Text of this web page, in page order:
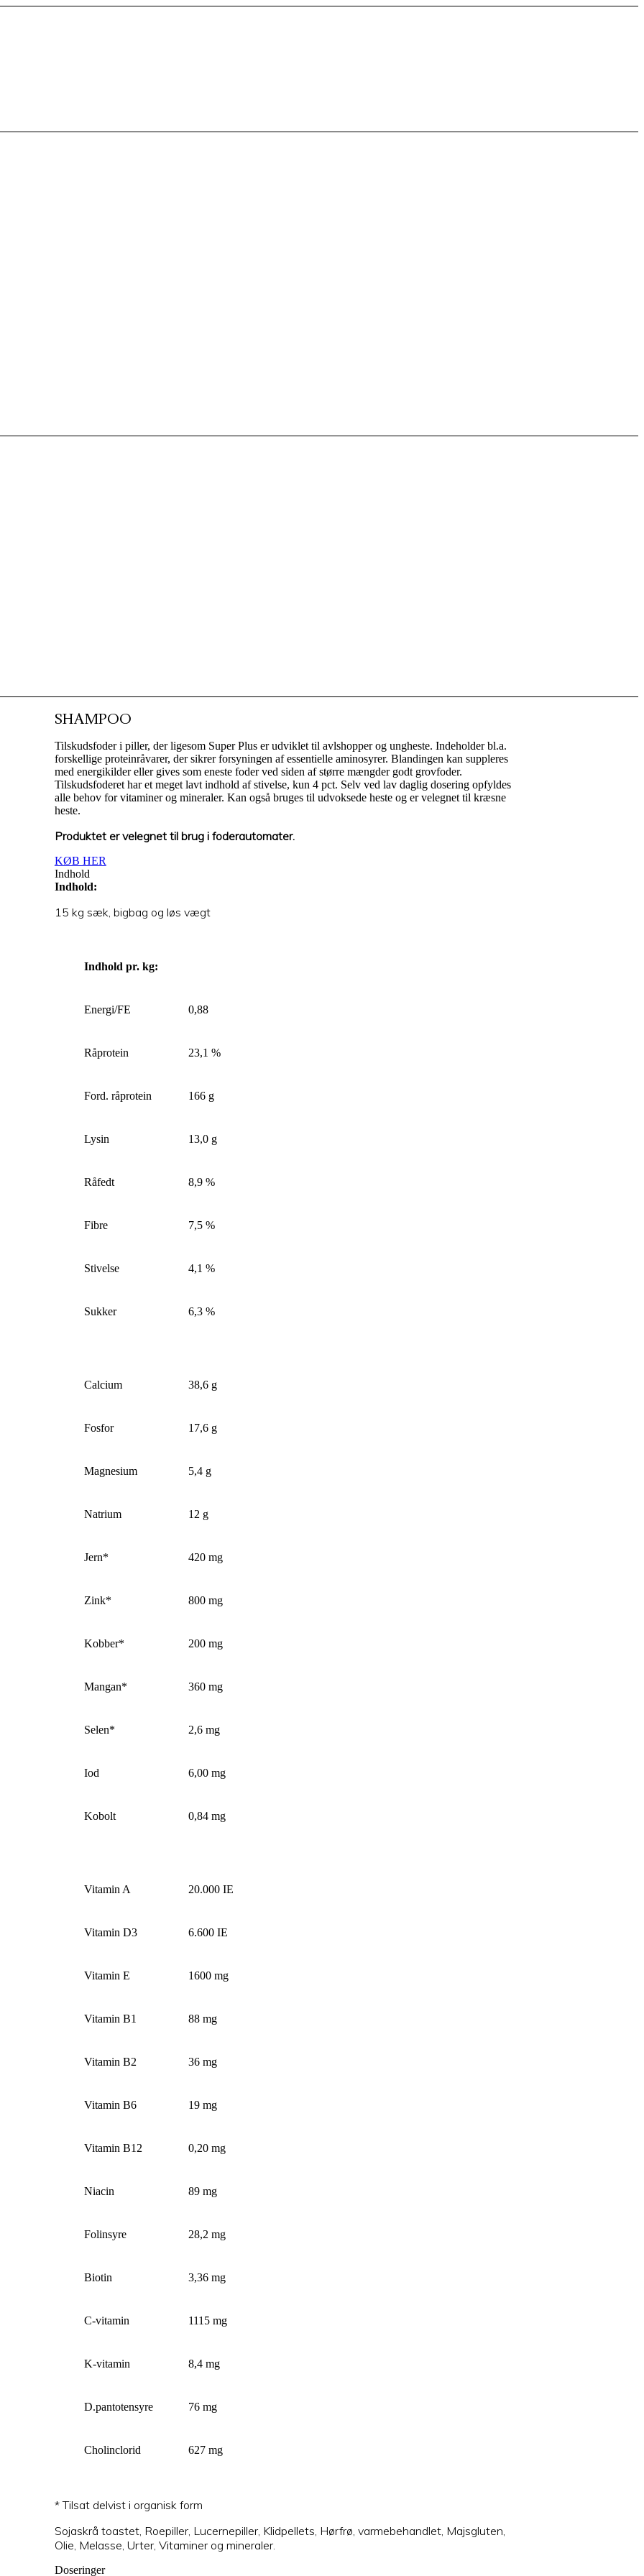
SHAMPOO
Tilskudsfoder i piller, der ligesom Super Plus er udviklet til avlshopper og ungheste. Indeholder bl.a.
forskellige proteinråvarer, der sikrer forsyningen af essentielle aminosyrer. Blandingen kan suppleres
med energikilder eller gives som eneste foder ved siden af større mængder godt grovfoder.
Tilskudsfoderet har et meget lavt indhold af stivelse, kun 4 pct. Selv ved lav daglig dosering opfyldes
alle behov for vitaminer og mineraler. Kan også bruges til udvoksede heste og er velegnet til kræsne
heste.
Produktet er velegnet til brug i foderautomater.
KØB HER
Indhold
Indhold:
15 kg sæk, bigbag og løs vægt
Indhold pr. kg:
Energi/FE 0,88
Råprotein 23,1 %
Ford. råprotein 166 g
Lysin 13,0 g
Råfedt 8,9 %
Fibre 7,5 %
Stivelse 4,1 %
Sukker 6,3 %
Calcium 38,6 g
Fosfor 17,6 g
Magnesium 5,4 g
Natrium 12 g
Jern* 420 mg
Zink* 800 mg
Kobber* 200 mg
Mangan* 360 mg
Selen* 2,6 mg
Iod 6,00 mg
Kobolt 0,84 mg
Vitamin A 20.000 IE
Vitamin D3 6.600 IE
Vitamin E 1600 mg
Vitamin B1 88 mg
Vitamin B2 36 mg
Vitamin B6 19 mg
Vitamin B12 0,20 mg
Niacin 89 mg
Folinsyre 28,2 mg
Biotin 3,36 mg
C-vitamin 1115 mg
K-vitamin 8,4 mg
D.pantotensyre 76 mg
Cholinclorid 627 mg
* Tilsat delvist i organisk form
Sojaskrå toastet, Roepiller, Lucernepiller, Klidpellets, Hørfrø, varmebehandlet, Majsgluten,
Olie, Melasse, Urter, Vitaminer og mineraler.
Doseringer